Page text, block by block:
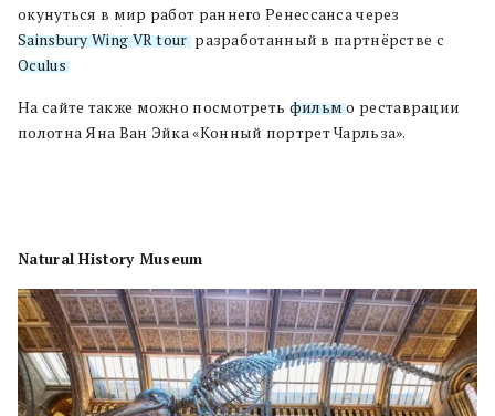
окунуться в мир работ раннего Ренессанса через
Sainsbury Wing VR tour, разработанный в партнёрстве с
Oculus.
На сайте также можно посмотреть фильмо реставрации
полотна Яна Ван Эйка «Конный портрет Чарльза».
Natural History Museum